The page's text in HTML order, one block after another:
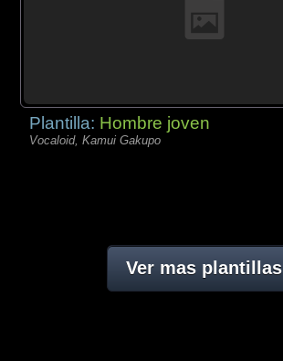
Plantilla: Hombre joven
Vocaloid, Kamui Gakupo
Ver mas plantillas